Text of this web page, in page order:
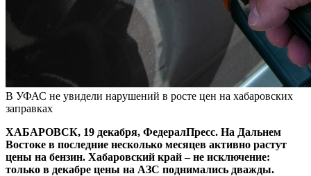
В УФАС не увидели нарушений в росте цен на хабаровских
заправках
ХАБАРОВСК, 19 декабря, ФедералПресс. На Дальнем
Востоке в последние несколько месяцев активно растут
цены на бензин. Хабаровский край – не исключение:
только в декабре цены на АЗС поднимались дважды.